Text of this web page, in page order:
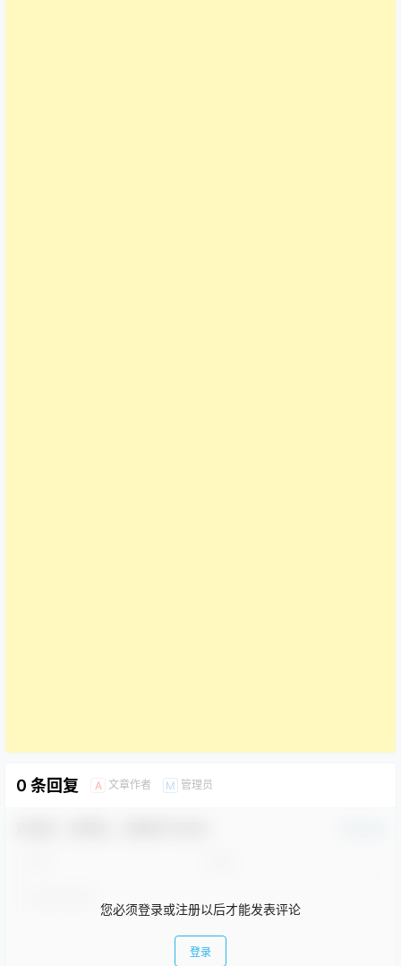
0 条回复 A 文章作者 M 管理员
您必须登录或注册以后才能发表评论
登录